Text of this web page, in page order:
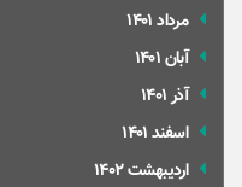
مرداد 1401
آبان 1401
آذر 1401
اسفند 1401
ارديبهشت 1402